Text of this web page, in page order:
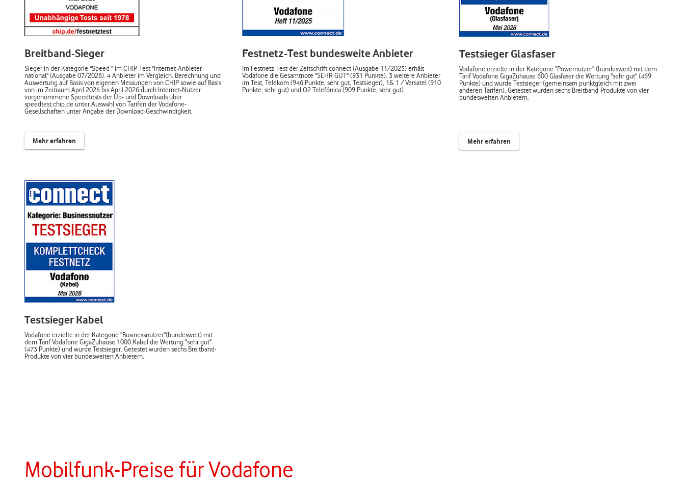
Breitband-Sieger
Sieger in der Kategorie "Speed " im CHIP-Test "Internet-Anbieter
national" (Ausgabe 07/2026). 4 Anbieter im Vergleich. Berechnung und
Auswertung auf Basis von eigenen Messungen von CHIP sowie auf Basis
von im Zeitraum April 2025 bis April 2026 durch Internet-Nutzer
vorgenommene Speedtests der Up- und Downloads über
speedtest.chip.de unter Auswahl von Tarifen der Vodafone-
Gesellschaften unter Angabe der Download-Geschwindigkeit.
Mehr erfahren
Festnetz-Test bundesweite Anbieter
Im Festnetz-Test der Zeitschrift connect (Ausgabe 11/2025) erhält
Vodafone die Gesamtnote "SEHR GUT" (931 Punkte). 3 weitere Anbieter
im Test, Telekom (946 Punkte, sehr gut, Testsieger), 1& 1 / Versatel (910
Punkte, sehr gut) und O2 Telefónica (909 Punkte, sehr gut).
Testsieger Glasfaser
Vodafone erzielte in der Kategorie "Powernutzer" (bundesweit) mit dem
Tarif Vodafone GigaZuhause 600 Glasfaser die Wertung "sehr gut" (469
Punkte) und wurde Testsieger (gemeinsam punktgleich mit zwei
anderen Tarifen). Getestet wurden sechs Breitband-Produkte von vier
bundesweiten Anbietern.
Mehr erfahren
Testsieger Kabel
Vodafone erzielte in der Kategorie "Businessnutzer"(bundesweit) mit
dem Tarif Vodafone GigaZuhause 1000 Kabel die Wertung "sehr gut"
(473 Punkte) und wurde Testsieger. Getestet wurden sechs Breitband-
Produkte von vier bundesweiten Anbietern.
Mobilfunk-Preise für Vodafone